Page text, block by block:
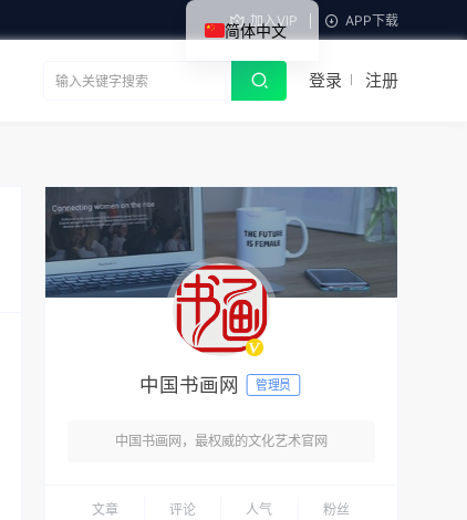
加入VIP APP下载
登录 注册
中国书画网 管理员
中国书画网，最权威的文化艺术官网
文章 评论 人气 粉丝
简体中文